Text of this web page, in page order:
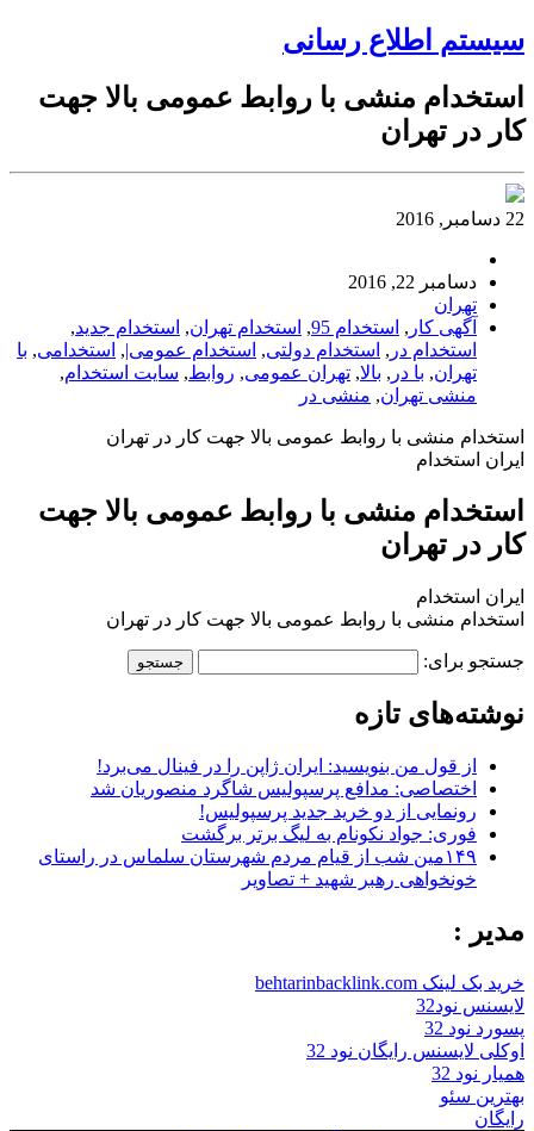
سیستم اطلاع رسانی
استخدام منشی با روابط عمومی بالا جهت
کار در تهران
22 دسامبر, 2016
دسامبر 22, 2016
تهران
آگهی کار , استخدام 95 , استخدام تهران, استخدام جدید,
استخدام در , استخدام دولتی, استخدام عمومی|, استخدامی, با
تهران, با در , بالا, تهران عمومی, روابط, سایت استخدام,
منشی تهران, منشی در
استخدام منشی با روابط عمومی بالا جهت کار در تهران
ایران استخدام
استخدام منشی با روابط عمومی بالا جهت
کار در تهران
ایران استخدام
استخدام منشی با روابط عمومی بالا جهت کار در تهران
جستجو برای:
نوشته‌های تازه
از قول من بنویسید: ایران ژاپن را در فینال می‌برد!
اختصاصی: مدافع پرسپولیس شاگرد منصوریان شد
رونمایی از دو خرید جدید پرسپولیس!
فوری: جواد نکونام به لیگ برتر برگشت
۱۴۹مین شب از قیام مردم شهرستان سلماس در راستای
خونخواهی رهبر شهید + تصاویر
مدیر :
خرید بک لینک behtarinbacklink.com
لایسنس نود32
پسورد نود 32
اوکلی لایسنس رایگان نود 32
همیار نود 32
بهترین سئو
رایگان